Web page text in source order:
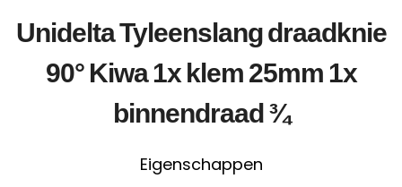
Unidelta Tyleenslang draadknie
90° Kiwa 1x klem 25mm 1x
binnendraad ¾
Eigenschappen